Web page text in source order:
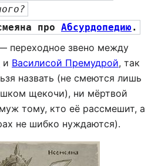
про Абсурдопедию .
переходное звено между
и Василисой Премудрой, так
назвать (не смеются лишь
щекочи), ни мёртвой
тому, кто её рассмешит, а
не шибко нуждаются).